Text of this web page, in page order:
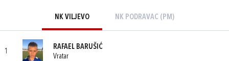
NK VILJEVO NK PODRAVAC (PM)
1
RAFAEL BARUŠIĆ
Vratar